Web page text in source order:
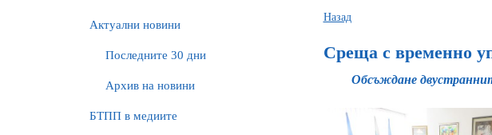
Актуални новини
Последните 30 дни
Архив на новини
БTПП в медиите
Назад
Среща с временно
Обсъждане